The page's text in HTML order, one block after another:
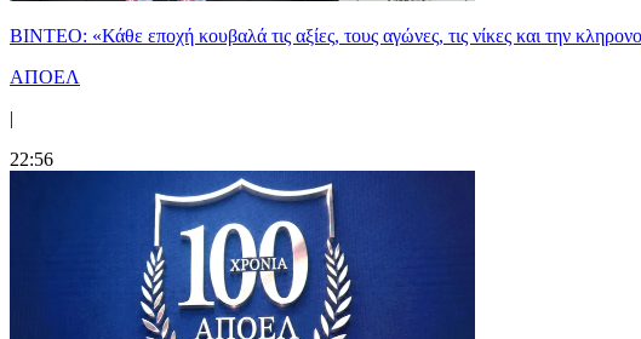
ΒΙΝΤΕΟ: «Κάθε εποχή κουβαλά τις αξίες, τους αγώνες, τις νίκες και την
ΑΠΟΕΛ
|
22:56